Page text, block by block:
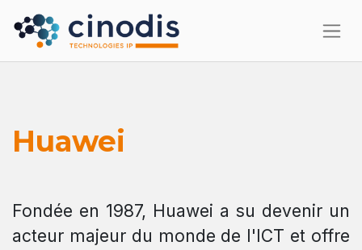
Huawei
Fondée en 1987, Huawei a su devenir un
acteur majeur du monde de l'ICT et offre